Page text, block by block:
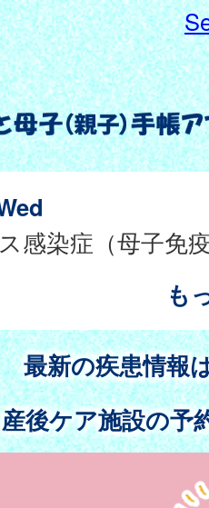
も
最新の疾患情報
産後ケア施設の予